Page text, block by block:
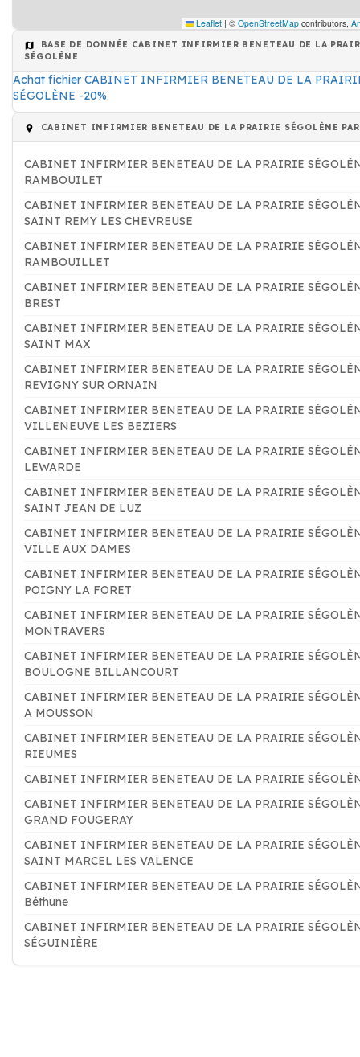
Leaflet | © OpenStreetMap contributors,
BASE DE DONNÉE CABINET INFIRMIER BENETEAU DE LA
SÉGOLÈNE
Achat fichier CABINET INFIRMIER BENETEAU DE LA
SÉGOLÈNE -20%
CABINET INFIRMIER BENETEAU DE LA PRAIRIE SÉGOLÈNE
CABINET INFIRMIER BENETEAU DE LA PRAIRIE
RAMBOUILET
CABINET INFIRMIER BENETEAU DE LA PRAIRIE
SAINT REMY LES CHEVREUSE
CABINET INFIRMIER BENETEAU DE LA PRAIRIE
RAMBOUILLET
CABINET INFIRMIER BENETEAU DE LA PRAIRIE
BREST
CABINET INFIRMIER BENETEAU DE LA PRAIRIE
SAINT MAX
CABINET INFIRMIER BENETEAU DE LA PRAIRIE
REVIGNY SUR ORNAIN
CABINET INFIRMIER BENETEAU DE LA PRAIRIE
VILLENEUVE LES BEZIERS
CABINET INFIRMIER BENETEAU DE LA PRAIRIE
LEWARDE
CABINET INFIRMIER BENETEAU DE LA PRAIRIE
SAINT JEAN DE LUZ
CABINET INFIRMIER BENETEAU DE LA PRAIRIE
VILLE AUX DAMES
CABINET INFIRMIER BENETEAU DE LA PRAIRIE
POIGNY LA FORET
CABINET INFIRMIER BENETEAU DE LA PRAIRIE
MONTRAVERS
CABINET INFIRMIER BENETEAU DE LA PRAIRIE
BOULOGNE BILLANCOURT
CABINET INFIRMIER BENETEAU DE LA PRAIRIE
A MOUSSON
CABINET INFIRMIER BENETEAU DE LA PRAIRIE
RIEUMES
CABINET INFIRMIER BENETEAU DE LA PRAIRIE
CABINET INFIRMIER BENETEAU DE LA PRAIRIE
GRAND FOUGERAY
CABINET INFIRMIER BENETEAU DE LA PRAIRIE
SAINT MARCEL LES VALENCE
CABINET INFIRMIER BENETEAU DE LA PRAIRIE
Béthune
CABINET INFIRMIER BENETEAU DE LA PRAIRIE
SÉGUINIÈRE